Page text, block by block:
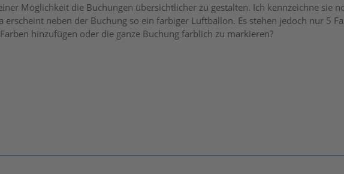
Möglichkeit die Buchungen übersichtlicher zu gestalten. Ich kennzeichne sie
erscheint neben der Buchung so ein farbiger Luftballon. Es stehen jedoch nur 5
hinzufügen oder die ganze Buchung farblich zu markieren?